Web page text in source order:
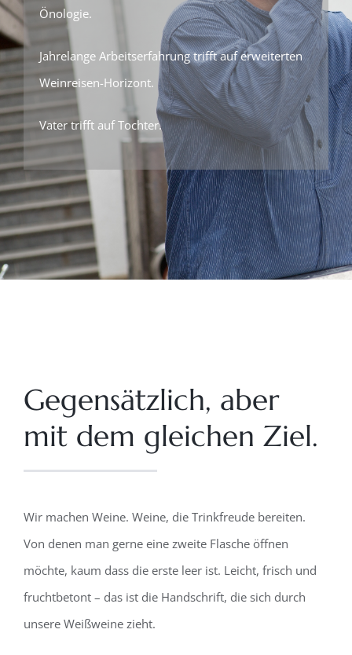
Önologie.
Jahrelange Arbeitserfahrung trifft auf erweiterten
Weinreisen-Horizont.
Vater trifft auf Tochter.
Gegensätzlich, aber
mit dem gleichen Ziel.
Wir machen Weine. Weine, die Trinkfreude bereiten.
Von denen man gerne eine zweite Flasche öffnen
möchte, kaum dass die erste leer ist. Leicht, frisch und
fruchtbetont – das ist die Handschrift, die sich durch
unsere Weißweine zieht.